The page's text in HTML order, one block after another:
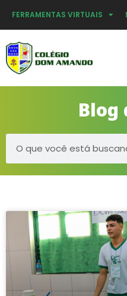
FERRAMENTAS VIRTUAIS
Blog